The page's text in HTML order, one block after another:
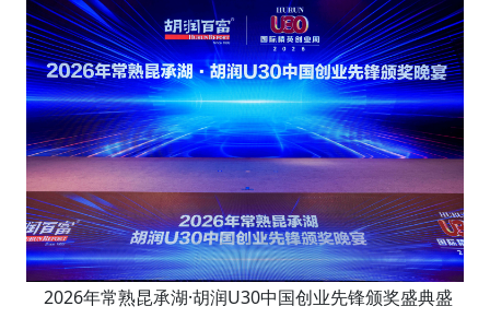
2026年常熟昆承湖·胡润U30中国创业先锋颁奖盛典盛